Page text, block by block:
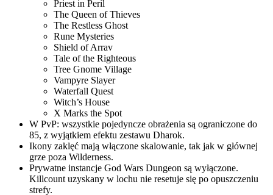
Priest in Peril
The Queen of Thieves
The Restless Ghost
Rune Mysteries
Shield of Arrav
Tale of the Righteous
Tree Gnome Village
Vampyre Slayer
Waterfall Quest
Witch’s House
X Marks the Spot
W PvP: wszystkie pojedyncze obrażenia są ograniczone do
85, z wyjątkiem efektu zestawu Dharok.
Ikony zaklęć mają włączone skalowanie, tak jak w głównej
grze poza Wilderness.
Prywatne instancje God Wars Dungeon są wyłączone.
Killcount uzyskany w lochu nie resetuje się po opuszczeniu
strefy.